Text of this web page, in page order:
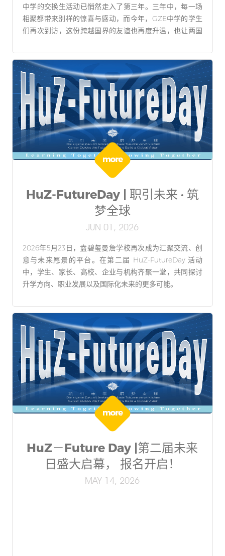
中学的交换生活动已悄然走入了第三年。三年中，每一场
相聚都带来别样的惊喜与感动，而今年，GZE中学的学生
们再次到访，这份跨越国界的友谊也再度升温，也让两国
HuZ-FutureDay | 职引未来 · 筑
梦全球
JUN 01, 2026
2026年5月23日，盍碧玺曼詹学校再次成为汇聚交流、创
意与未来愿景的平台。在第二届 HuZ-FutureDay 活动
中，学生、家长、高校、企业与机构齐聚一堂，共同探讨
升学方向、职业发展以及国际化未来的更多可能。
HuZ－Future Day |第二届未来
日盛大启幕， 报名开启！
MAY 14, 2026